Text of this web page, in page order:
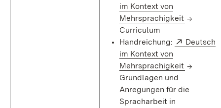
im Kontext von
Mehrsprachigkeit (Öffnet
->
Curriculum
Handreichung:
Extern:
Deutsch
im Kontext von
Mehrsprachigkeit (Öffnet
->
Grundlagen und
Anregungen für die
Spracharbeit in